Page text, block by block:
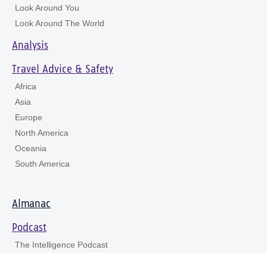
Look Around You
Look Around The World
Analysis
Travel Advice & Safety
Africa
Asia
Europe
North America
Oceania
South America
Almanac
Podcast
The Intelligence Podcast